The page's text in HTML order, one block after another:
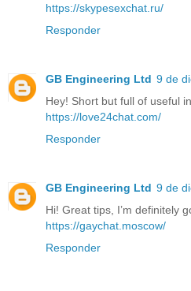
https://skypesexchat.ru/
Responder
GB Engineering Ltd 9 de
Hey! Short but full of useful
https://love24chat.com/
Responder
GB Engineering Ltd 9 de
Hi! Great tips, I’m definitely
https://gaychat.moscow/
Responder